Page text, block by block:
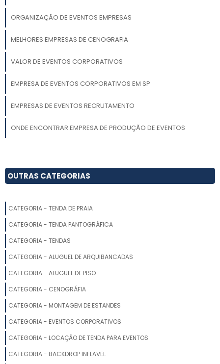
ORGANIZAÇÃO DE EVENTOS EMPRESAS
MELHORES EMPRESAS DE CENOGRAFIA
VALOR DE EVENTOS CORPORATIVOS
EMPRESA DE EVENTOS CORPORATIVOS EM SP
EMPRESAS DE EVENTOS RECRUTAMENTO
ONDE ENCONTRAR EMPRESA DE PRODUÇÃO DE EVENTOS
OUTRAS CATEGORIAS
CATEGORIA - TENDA DE PRAIA
CATEGORIA - TENDA PANTOGRÁFICA
CATEGORIA - TENDAS
CATEGORIA - ALUGUEL DE ARQUIBANCADAS
CATEGORIA - ALUGUEL DE PISO
CATEGORIA - CENOGRÁFIA
CATEGORIA - MONTAGEM DE ESTANDES
CATEGORIA - EVENTOS CORPORATIVOS
CATEGORIA - LOCAÇÃO DE TENDA PARA EVENTOS
CATEGORIA - BACKDROP INFLAVEL